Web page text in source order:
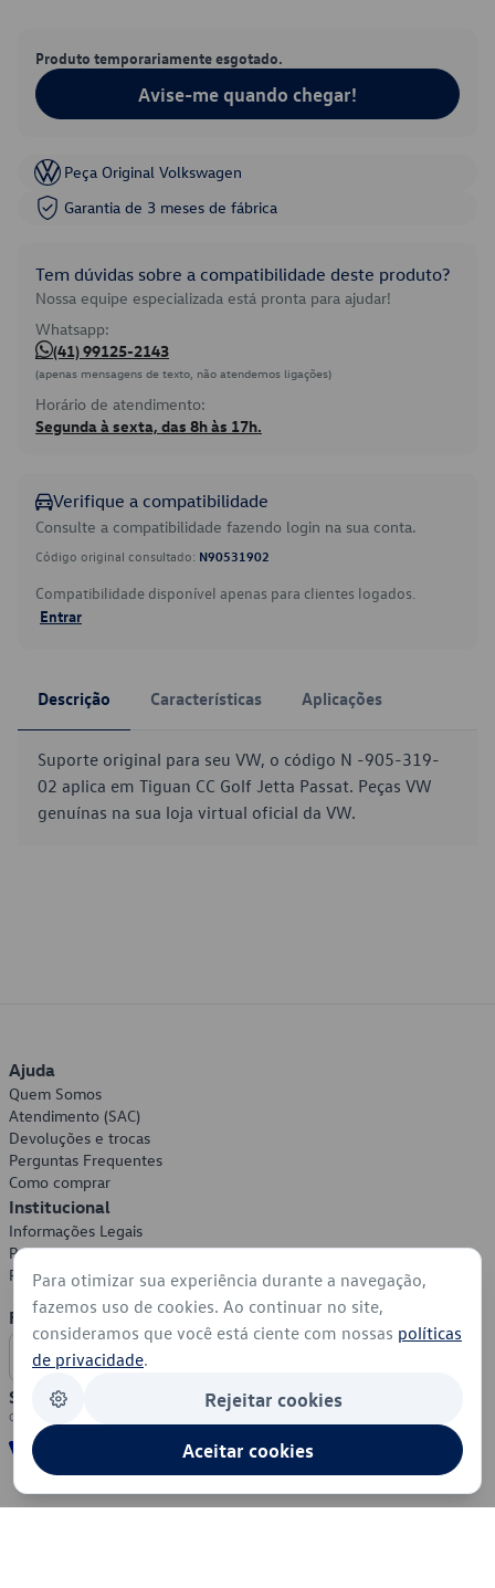
Produto temporariamente esgotado.
Avise-me quando chegar!
Peça Original Volkswagen
Garantia de 3 meses de fábrica
Tem dúvidas sobre a compatibilidade deste produto?
Nossa equipe especializada está pronta para ajudar!
Whatsapp:
(41) 99125-2143
(apenas mensagens de texto, não atendemos ligações)
Horário de atendimento:
Segunda à sexta, das 8h às 17h.
Verifique a compatibilidade
Consulte a compatibilidade fazendo login na sua conta.
Código original consultado: N90531902
Compatibilidade disponível apenas para clientes logados.
Entrar
Descrição Características Aplicações
Suporte original para seu VW, o código N -905-319-
02 aplica em Tiguan CC Golf Jetta Passat. Peças VW
genuínas na sua loja virtual oficial da VW.
Ajuda
Quem Somos
Atendimento (SAC)
Devoluções e trocas
Perguntas Frequentes
Como comprar
Institucional
Informações Legais
Política de Privacidade
Política de Cookies
Formas de Pagamento
Segurança
Para otimizar sua experiência durante a navegação,
fazemos uso de cookies. Ao continuar no site,
consideramos que você está ciente com nossas políticas
de privacidade.
Rejeitar cookies
Aceitar cookies